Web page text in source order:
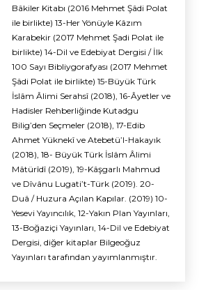
Bâkiler Kitabı (2016 Mehmet Şâdi Polat
ile birlikte) 13-Her Yönüyle Kâzım
Karabekir (2017 Mehmet Şadi Polat ile
birlikte) 14-Dil ve Edebiyat Dergisi / İlk
100 Sayı Bibliygorafyası (2017 Mehmet
Şâdi Polat ile birlikte) 15-Büyük Türk
İslâm Âlimi Serahsî (2018), 16-Âyetler ve
Hadisler Rehberliğinde Kutadgu
Bilig’den Seçmeler (2018), 17-Edib
Ahmet Yüknekî ve Atebetü’l-Hakayık
(2018), 18- Büyük Türk İslâm Âlimi
Mâtürîdî (2019), 19-Kâşgarlı Mahmud
ve Dîvânu Lugati’t-Türk (2019). 20-
Duâ / Huzura Açılan Kapılar. (2019) 10-
Yesevi Yayıncılık, 12-Yakın Plan Yayınları,
13-Boğaziçi Yayınları, 14-Dil ve Edebiyat
Dergisi, diğer kitaplar Bilgeoğuz
Yayınları tarafından yayımlanmıştır.